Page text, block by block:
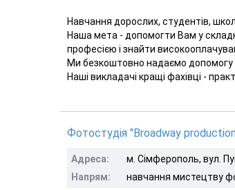
Навчання дорослих, студентів,
Наша мета - допомогти Вам у
професією і знайти
Ми безкоштовно надаємо допомогу
Наші викладачі кращі фахівці -
Фотостудія "Broadway
Адреса:
м. Сімферополь, вул.
Напрям:
навчання мистецтву